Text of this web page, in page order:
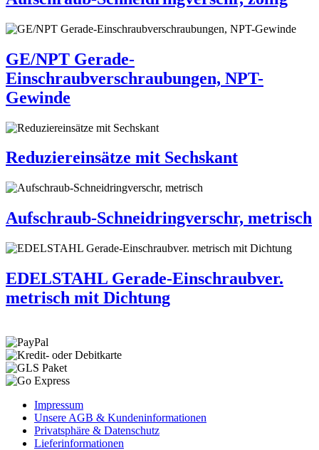
GE/NPT Gerade-
Einschraubverschraubungen, NPT-
Gewinde
Reduziereinsätze mit Sechskant
Aufschraub-Schneidringverschr, metrisch
EDELSTAHL Gerade-Einschraubver.
metrisch mit Dichtung
Impressum
Unsere AGB & Kundeninformationen
Privatsphäre & Datenschutz
Lieferinformationen